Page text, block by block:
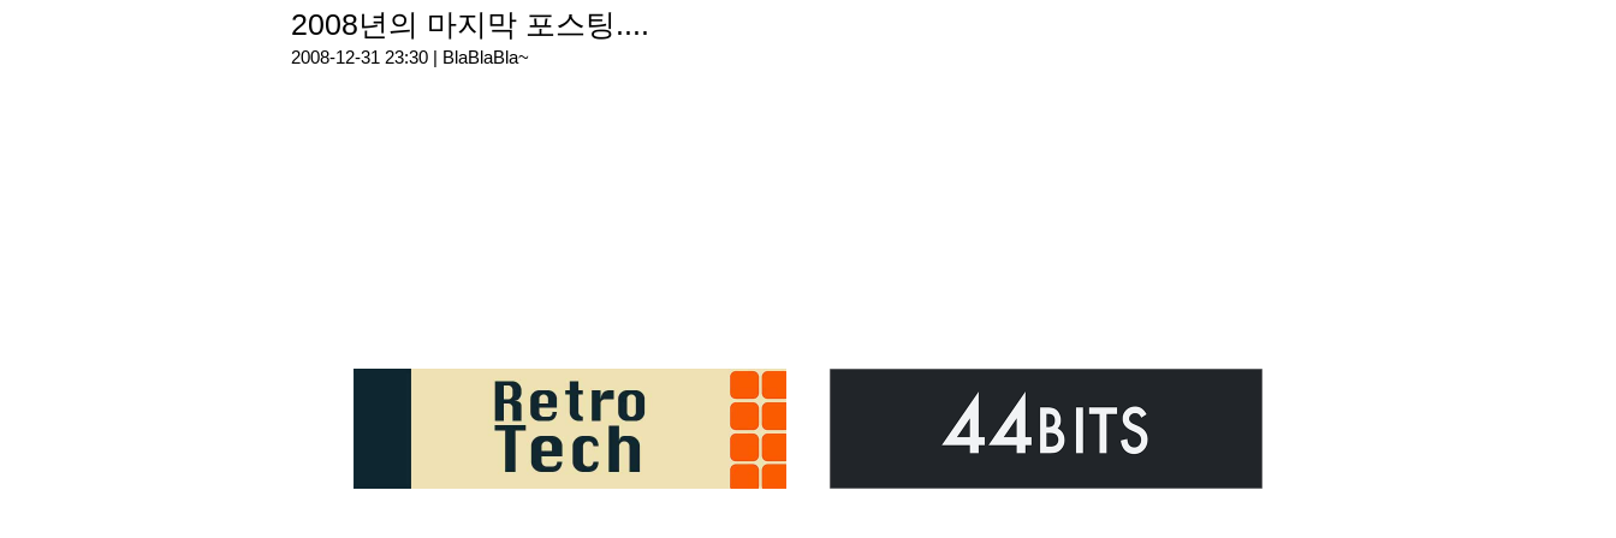
2008년의 마지막 포스팅....
2008-12-31 23:30 | BlaBlaBla~